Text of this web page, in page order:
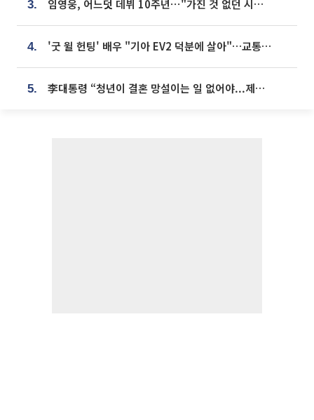
3. 임영웅, 어느덧 데뷔 10주년⋯"가진 것 없던 시절, 내 앞엔 20명의 팬뿐"
4. '굿 윌 헌팅' 배우 "기아 EV2 덕분에 살아"…교통사고 후 안전성 극찬
5. 李대통령 “청년이 결혼 망설이는 일 없어야...제도상 불이익 조사”